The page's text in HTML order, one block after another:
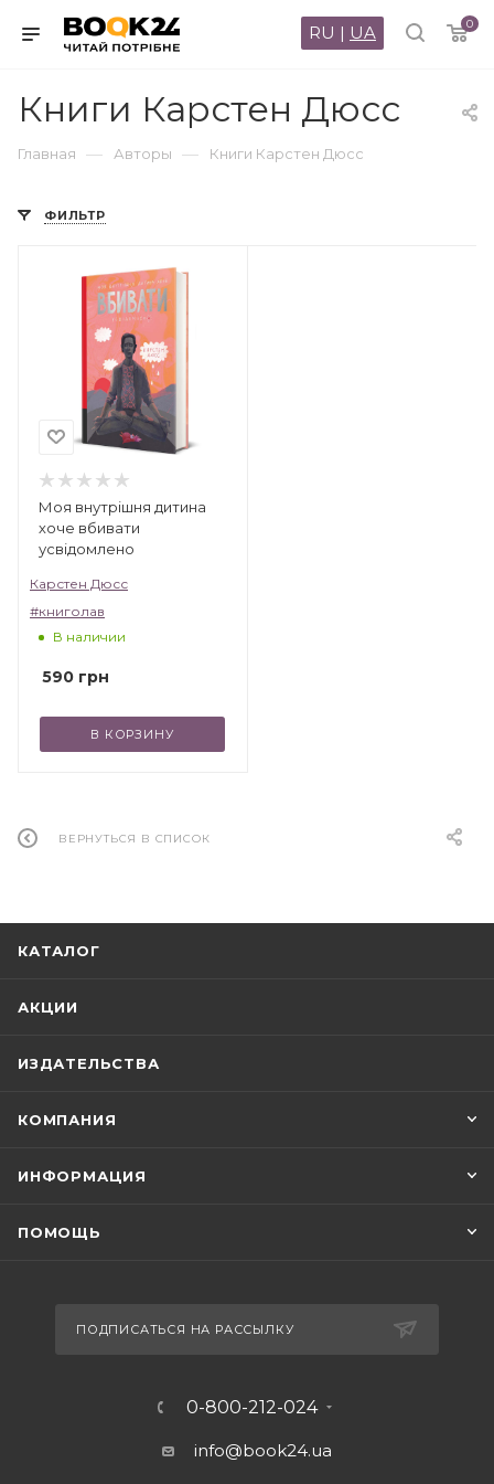
0
RU | UA
Книги Карстен Дюсс
Главная — Авторы — Книги Карстен Дюсс
ФИЛЬТР
Моя внутрішня дитина
хоче вбивати
усвідомлено
Карстен Дюсс
#книголав
В наличии
590 грн
В КОРЗИНУ
ВЕРНУТЬСЯ В СПИСОК
КАТАЛОГ
АКЦИИ
ИЗДАТЕЛЬСТВА
КОМПАНИЯ
ИНФОРМАЦИЯ
ПОМОЩЬ
ПОДПИСАТЬСЯ НА РАССЫЛКУ
0-800-212-024
info@book24.ua